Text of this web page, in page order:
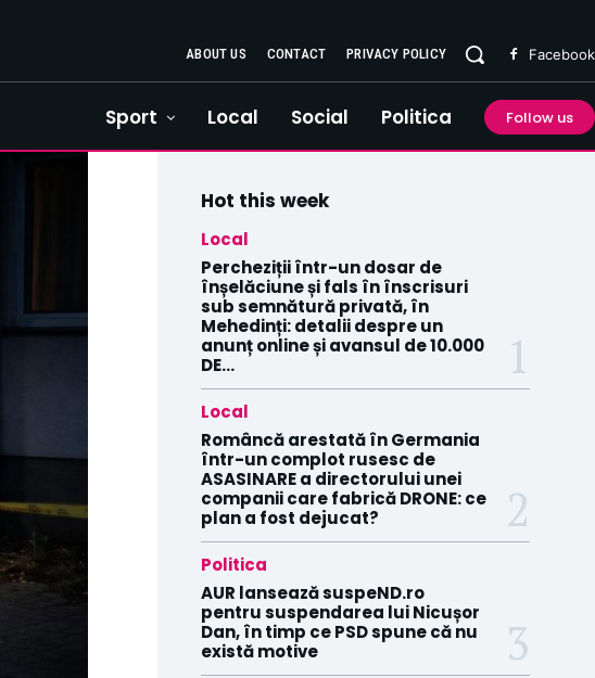
ABOUT US CONTACT PRIVACY POLICY Facebook
Sport Local Social Politica Follow us
Hot this week
Local
Percheziții într-un dosar de
înșelăciune și fals în înscrisuri
sub semnătură privată, în
Mehedinți: detalii despre un
anunț online și avansul de 10.000
DE...
Local
Româncă arestată în Germania
într-un complot rusesc de
ASASINARE a directorului unei
companii care fabrică DRONE: ce
plan a fost dejucat?
Politica
AUR lansează suspeND.ro
pentru suspendarea lui Nicușor
Dan, în timp ce PSD spune că nu
există motive